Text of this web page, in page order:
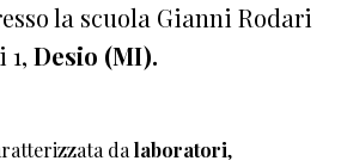
la scuola Gianni Rodari
1, Desio (MI).
da laboratori,